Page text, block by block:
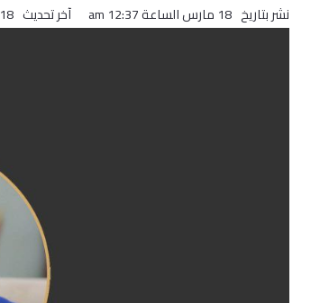
نشر بتاريخ 18 مارس الساعة 12:37 am آخر تحديث 18 مارس الساعة 12:37 am